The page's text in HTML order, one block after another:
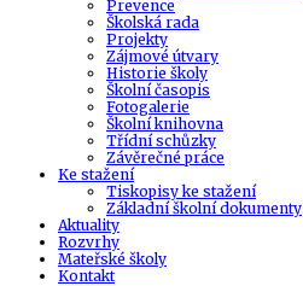
Prevence
Školská rada
Projekty
Zájmové útvary
Historie školy
Školní časopis
Fotogalerie
Školní knihovna
Třídní schůzky
Závěrečné práce
Ke stažení
Tiskopisy ke stažení
Základní školní dokumenty
Aktuality
Rozvrhy
Mateřské školy
Kontakt